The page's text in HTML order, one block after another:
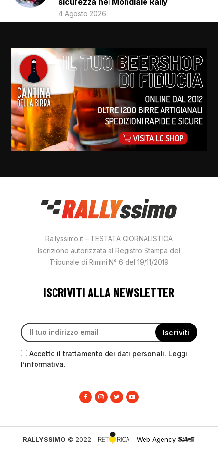
sicurezza nel Mondiale Rally
4 Agosto 2026
Rallyssimo.it – TESTATA GIORNALISTICA
Iscrizione autorizzata al Registro Stampa del
Tribunale di Rimini N° 6 del 19/11/2019
ISCRIVITI ALLA NEWSLETTER
Accetto il trattamento dei dati personali. Leggi
l’informativa.
RALLYSSIMO © 2022 – –Web Agency